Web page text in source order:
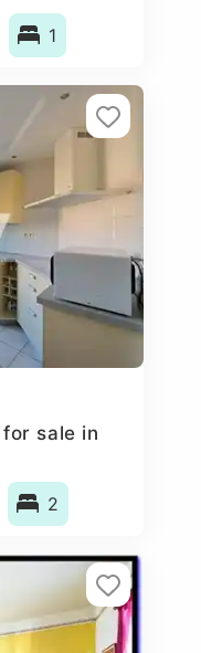
1
sale in
2